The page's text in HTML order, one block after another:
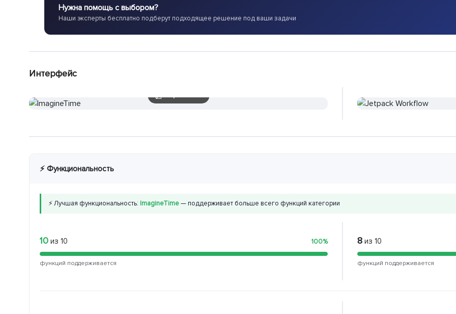
Нужна помощь с выбором?
Наши эксперты бесплатно подберут подходящее решение под ваши задачи
Интерфейс
3 скриншотов
⚡ Функциональность
⚡ Лучшая функциональность: ImagineTime— поддерживает больше всего функций категории
10 из 10 100%
функций поддерживается
8 из 10
функций поддерживается